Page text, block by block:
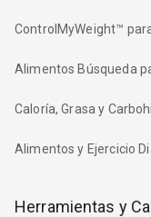
ControlMyWeight™
Alimentos Búsqueda
Caloría, Grasa y
Alimentos y Ejercicio
Herramientas y